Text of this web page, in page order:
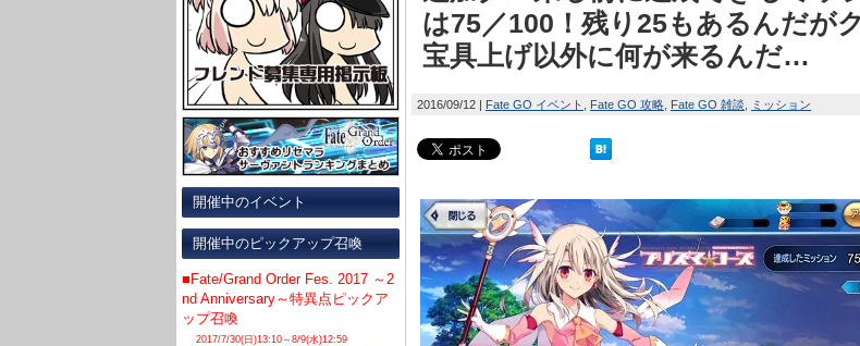
開催中のイベント
開催中のピックアップ召喚
■Fate/Grand Order Fes. 2017 ～2
nd Anniversary～特異点ピックア
ップ召喚
2017/7/30(日)13:10～8/9(水)12:59
は75／100！残り25もあるんだが
宝具上げ以外に何が来るんだ…
2016/09/12 Fate GO イベント Fate GO 攻略 Fate GO 雑談 ミッション